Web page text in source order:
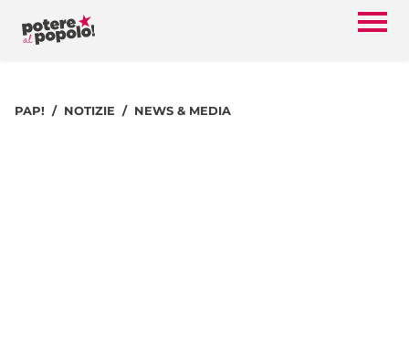
PAP! NOTIZIE NEWS & MEDIA